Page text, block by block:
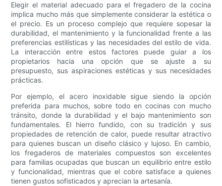
Elegir el material adecuado para el fregadero de la cocina
implica mucho más que simplemente considerar la estética o
el precio. Es un proceso complejo que requiere sopesar la
durabilidad, el mantenimiento y la funcionalidad frente a las
preferencias estilísticas y las necesidades del estilo de vida.
La interacción entre estos factores puede guiar a los
propietarios hacia una opción que se ajuste a su
presupuesto, sus aspiraciones estéticas y sus necesidades
prácticas.
Por ejemplo, el acero inoxidable sigue siendo la opción
preferida para muchos, sobre todo en cocinas con mucho
tránsito, donde la durabilidad y el bajo mantenimiento son
fundamentales. El hierro fundido, con su tradición y sus
propiedades de retención de calor, puede resultar atractivo
para quienes buscan un diseño clásico y lujoso. En cambio,
los fregaderos de materiales compuestos son excelentes
para familias ocupadas que buscan un equilibrio entre estilo
y funcionalidad, mientras que el cobre satisface a quienes
tienen gustos sofisticados y aprecian la artesanía.